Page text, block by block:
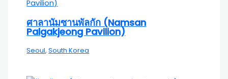
ศาลานัมซานพัลกัก (Namsan
Palgakjeong Pavilion)
Seoul,South Korea